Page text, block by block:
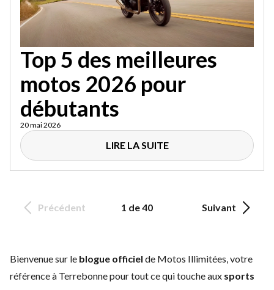
Top 5 des meilleures
motos 2026 pour
débutants
20 mai 2026
LIRE LA SUITE
Précédent 1 de 40 Suivant
Bienvenue sur le blogue officiel de Motos Illimitées, votre
référence à Terrebonne pour tout ce qui touche aux sports